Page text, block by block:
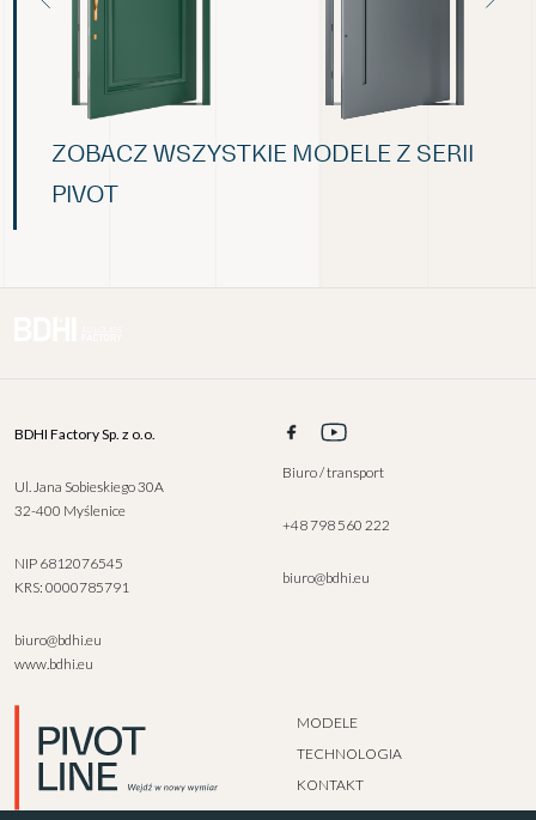
ZOBACZ WSZYSTKIE MODELE Z SERII
PIVOT
BDHI Factory Sp. z o.o.
Ul. Jana Sobieskiego 30A
32-400 Myślenice
NIP 6812076545
KRS: 0000785791
biuro@bdhi.eu
www.bdhi.eu
Biuro / transport
+48 798 560 222
biuro@bdhi.eu
MODELE
TECHNOLOGIA
KONTAKT